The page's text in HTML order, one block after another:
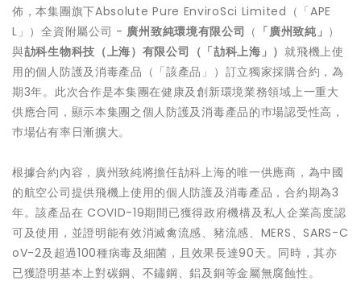
佈，本集團旗下Absolute Pure EnviroSci Limited（「APE
L」）全資附屬公司 -廣州致純環境有限公司 （ 「廣州致純」 ）
與劼科生物科技（上海）有限公司（「劼科上海」）就飛機上使
用的個人防護及消毒產品（「該產品」）訂立獨家採購合約，為
期3年。此次合作是本集團在健康及創新環境業務領域上一重大
供應合同，顯示本集團之個人防護及消毒產品的巿場認受性高，
巿場佔有率日漸擴大。
根據合約內容，廣州致純將擔任劼科上海的唯一供應商，為中國
的航空公司提供飛機上使用的個人防護及消毒產品，合約期為3
年。該產品在 COVID-19期間已獲得政府機構及私人企業高度認
可及使用，並證明能有效消滅禽流感、豬流感、MERS、SARS-C
oV-2及超過100種病毒及細菌，且效果長達90天。同時，其亦
已獲證明基本上對碳鋼、不鏽鋼、鋁及銅等金屬無腐蝕性。